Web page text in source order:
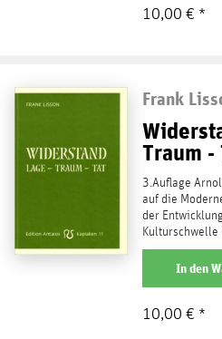
10,00 € *
Frank
Traum -
3.Auflage
auf die
der
Kulturschwelle
den Zwängen
weiterlesen
In den
10,00 € *